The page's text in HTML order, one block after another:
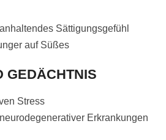
Sättigungsgefühl
auf Süßes
GEDÄCHTNIS
Stress
Erkrankungen